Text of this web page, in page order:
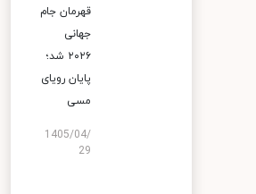
قهرمان جام
جهانی
۲۰۲۶ شد؛
پایان رویای
مسی
1405/04/
29